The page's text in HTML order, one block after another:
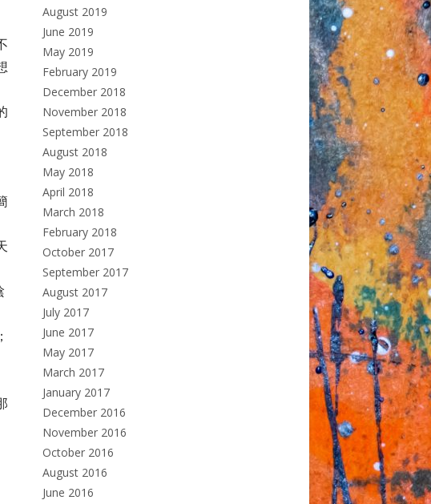
August 2019
June 2019
May 2019
February 2019
December 2018
November 2018
September 2018
August 2018
May 2018
April 2018
March 2018
February 2018
October 2017
September 2017
August 2017
July 2017
June 2017
May 2017
March 2017
January 2017
December 2016
November 2016
October 2016
August 2016
June 2016